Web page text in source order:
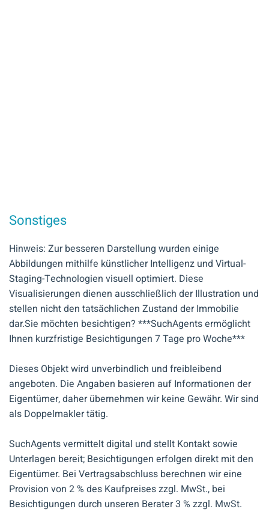
Sonstiges
Hinweis: Zur besseren Darstellung wurden einige
Abbildungen mithilfe künstlicher Intelligenz und Virtual-
Staging-Technologien visuell optimiert. Diese
Visualisierungen dienen ausschließlich der Illustration und
stellen nicht den tatsächlichen Zustand der Immobilie
dar.Sie möchten besichtigen? ***SuchAgents ermöglicht
Ihnen kurzfristige Besichtigungen 7 Tage pro Woche***
Dieses Objekt wird unverbindlich und freibleibend
angeboten. Die Angaben basieren auf Informationen der
Eigentümer, daher übernehmen wir keine Gewähr. Wir sind
als Doppelmakler tätig.
SuchAgents vermittelt digital und stellt Kontakt sowie
Unterlagen bereit; Besichtigungen erfolgen direkt mit den
Eigentümer. Bei Vertragsabschluss berechnen wir eine
Provision von 2 % des Kaufpreises zzgl. MwSt., bei
Besichtigungen durch unseren Berater 3 % zzgl. MwSt.